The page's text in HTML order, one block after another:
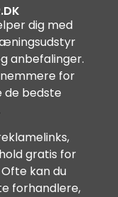
dig med
anbefalinger.
for
de bedste
gratis for
kan du
forhandlere,